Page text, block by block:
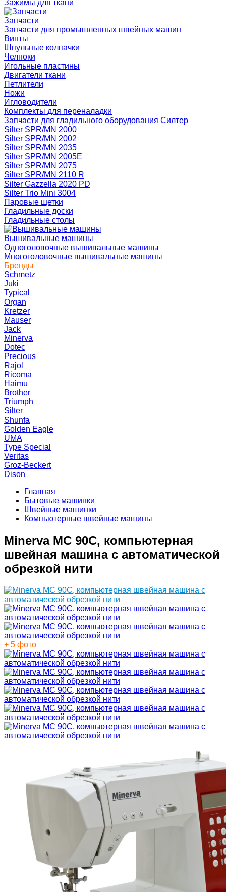
Зажимы для ткани
Запчасти
Запчасти для промышленных швейных машин
Винты
Шпульные колпачки
Челноки
Игольные пластины
Двигатели ткани
Петлители
Ножи
Игловодители
Комплекты для переналадки
Запчасти для гладильного оборудования Силтер
Silter SPR/MN 2000
Silter SPR/MN 2002
Silter SPR/MN 2035
Silter SPR/MN 2005E
Silter SPR/MN 2075
Silter SPR/MN 2110 R
Silter Gazzella 2020 PD
Silter Trio Mini 3004
Паровые щетки
Гладильные доски
Гладильные столы
Вышивальные машины
Одноголовочные вышивальные машины
Многоголовочные вышивальные машины
Бренды
Schmetz
Juki
Typical
Organ
Kretzer
Mauser
Jack
Minerva
Dotec
Precious
Rajol
Ricoma
Haimu
Brother
Triumph
Silter
Shunfa
Golden Eagle
UMA
Type Special
Veritas
Groz-Beckert
Dison
Главная
Бытовые машинки
Швейные машинки
Компьютерные швейные машины
Minerva MC 90C, компьютерная
швейная машина с автоматической
обрезкой нити
+ 5 фото